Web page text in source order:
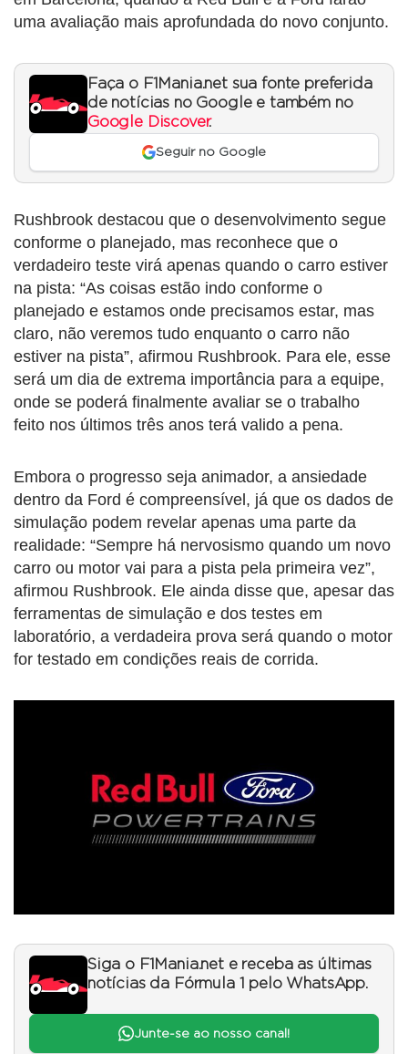
uma avaliação mais aprofundada do novo conjunto.
Faça o F1Mania.net sua fonte preferida
de notícias no Google e também no
Google Discover.
Seguir no Google
Rushbrook destacou que o desenvolvimento segue
conforme o planejado, mas reconhece que o
verdadeiro teste virá apenas quando o carro estiver
na pista: “As coisas estão indo conforme o
planejado e estamos onde precisamos estar, mas
claro, não veremos tudo enquanto o carro não
estiver na pista”, afirmou Rushbrook. Para ele, esse
será um dia de extrema importância para a equipe,
onde se poderá finalmente avaliar se o trabalho
feito nos últimos três anos terá valido a pena.
Embora o progresso seja animador, a ansiedade
dentro da Ford é compreensível, já que os dados de
simulação podem revelar apenas uma parte da
realidade: “Sempre há nervosismo quando um novo
carro ou motor vai para a pista pela primeira vez”,
afirmou Rushbrook. Ele ainda disse que, apesar das
ferramentas de simulação e dos testes em
laboratório, a verdadeira prova será quando o motor
for testado em condições reais de corrida.
Siga o F1Mania.net e receba as últimas
notícias da Fórmula 1 pelo WhatsApp.
Junte-se ao nosso canal!